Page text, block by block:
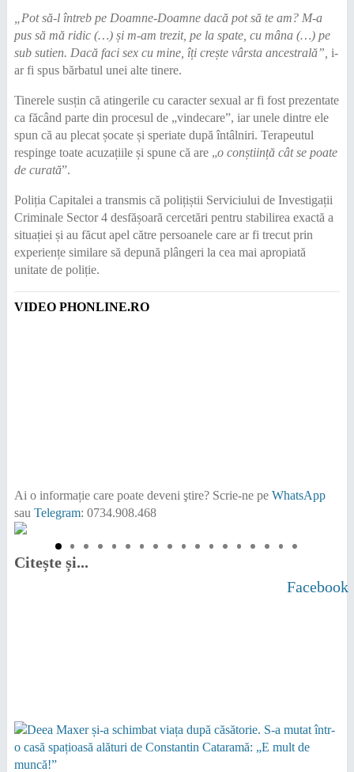
„Pot să-l întreb pe Doamne-Doamne dacă pot să te am? M-a
pus să mă ridic (…) și m-am trezit, pe la spate, cu mâna (…) pe
sub sutien. Dacă faci sex cu mine, îți crește vârsta ancestrală”, i-
ar fi spus bărbatul unei alte tinere.
Tinerele susțin că atingerile cu caracter sexual ar fi fost prezentate
ca făcând parte din procesul de „vindecare”, iar unele dintre ele
spun că au plecat șocate și speriate după întâlniri. Terapeutul
respinge toate acuzațiile și spune că are „o conștiință cât se poate
de curată”.
Poliția Capitalei a transmis că polițiștii Serviciului de Investigații
Criminale Sector 4 desfășoară cercetări pentru stabilirea exactă a
situației și au făcut apel către persoanele care ar fi trecut prin
experiențe similare să depună plângeri la cea mai apropiată
unitate de poliție.
VIDEO PHONLINE.RO
Ai o informație care poate deveni ştire? Scrie-ne pe WhatsApp
sau Telegram: 0734.908.468
Facebook
Citește și...